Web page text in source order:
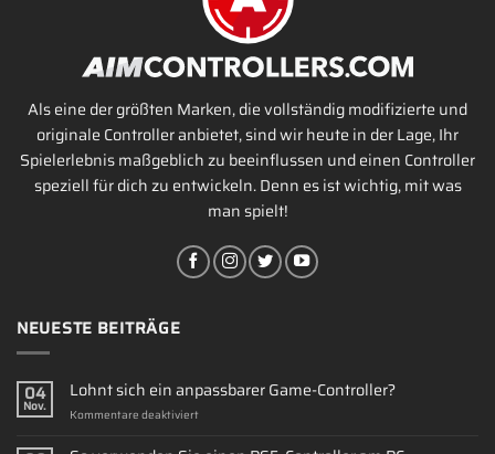
Als eine der größten Marken, die vollständig modifizierte und
originale Controller anbietet, sind wir heute in der Lage, Ihr
Spielerlebnis maßgeblich zu beeinflussen und einen Controller
speziell für dich zu entwickeln. Denn es ist wichtig, mit was
man spielt!
NEUESTE BEITRÄGE
04
Nov.
Lohnt sich ein anpassbarer Game-Controller?
Kommentare deaktiviertfür
sich